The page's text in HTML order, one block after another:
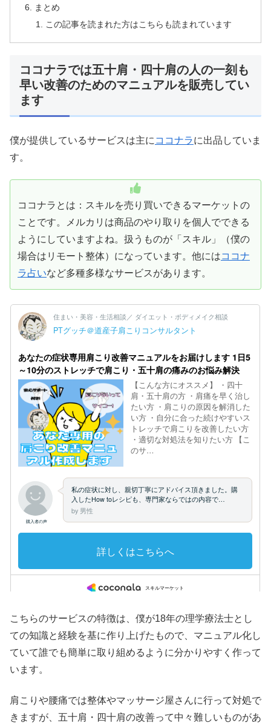
まとめ
この記事を読まれた方はこちらも読まれています
ココナラでは五十肩・四十肩の人の一刻も
早い改善のためのマニュアルを販売してい
ます
僕が提供しているサービスは主に ココナラに出品していま
す。
ココナラとは：スキルを売り買いできるマーケットの
ことです。メルカリは商品のやり取りを個人でできる
ようにしていますよね。扱うものが「スキル」（僕の
場合はリモート整体）になっています。他にはココナ
ラ占いなど多種多様なサービスがあります。
こちらのサービスの特徴は、僕が18年の理学療法士とし
ての知識と経験を基に作り上げたもので、マニュアル化し
ていて誰でも簡単に取り組めるように分かりやすく作って
います。
肩こりや腰痛では整体やマッサージ屋さんに行って対処で
きますが、五十肩・四十肩の改善って中々難しいものがあ